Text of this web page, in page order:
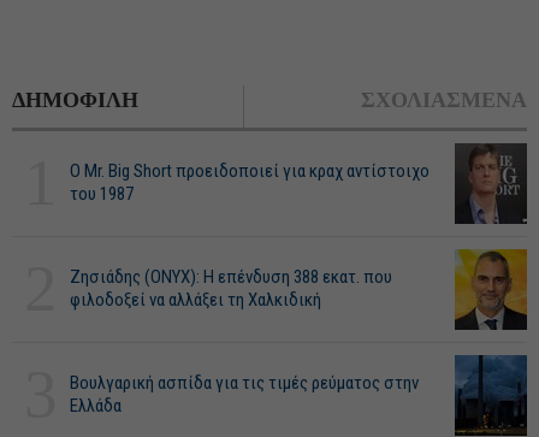
ΔΗΜΟΦΙΛΗ ΣΧΟΛΙΑΣΜΕΝΑ
O Mr. Big Short προειδοποιεί για κραχ αντίστοιχο
του 1987
Ζησιάδης (ONYX): Η επένδυση 388 εκατ. που
φιλοδοξεί να αλλάξει τη Χαλκιδική
Βουλγαρική ασπίδα για τις τιμές ρεύματος στην
Ελλάδα